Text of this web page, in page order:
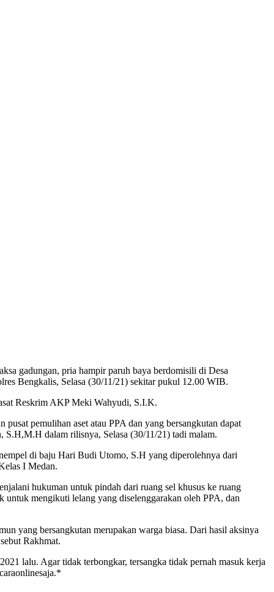
gadungan, pria hampir paruh baya berdomisili di Desa
Bengkalis, Selasa (30/11/21) sekitar pukul 12.00 WIB.
Reskrim AKP Meki Wahyudi, S.I.K.
pemulihan aset atau PPA dan yang bersangkutan dapat
dalam rilisnya, Selasa (30/11/21) tadi malam.
di baju Hari Budi Utomo, S.H yang diperolehnya dari
I Medan.
hukuman untuk pindah dari ruang sel khusus ke ruang
untuk mengikuti lelang yang diselenggarakan oleh PPA, dan
yang bersangkutan merupakan warga biasa. Dari hasil aksinya
Rakhmat.
lalu. Agar tidak terbongkar, tersangka tidak pernah masuk kerja